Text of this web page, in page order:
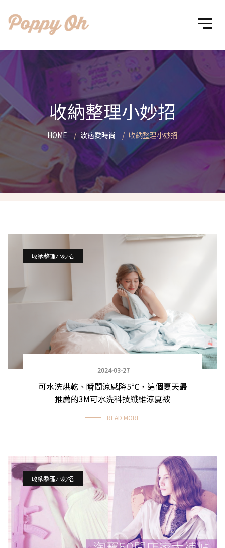
收納整理小妙招
HOME 波痞愛時尚 收納整理小妙招
收納整理小妙招
2024-03-27
可水洗烘乾、瞬間涼感降5℃，這個夏天最
推薦的3M可水洗科技纖維涼夏被
READ MORE
收納整理小妙招